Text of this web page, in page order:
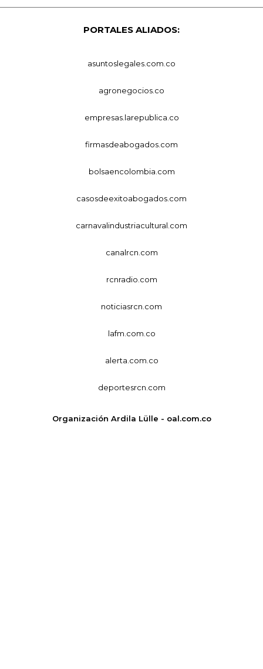
PORTALES ALIADOS:
asuntoslegales.com.co
agronegocios.co
empresas.larepublica.co
firmasdeabogados.com
bolsaencolombia.com
casosdeexitoabogados.com
carnavalindustriacultural.com
canalrcn.com
rcnradio.com
noticiasrcn.com
lafm.com.co
alerta.com.co
deportesrcn.com
Organización Ardila Lülle - oal.com.co